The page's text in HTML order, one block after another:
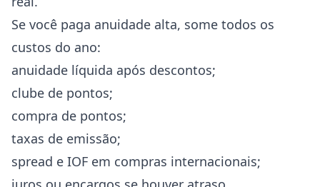
Se você paga anuidade alta, some todos os
custos do ano:
anuidade líquida após descontos;
clube de pontos;
compra de pontos;
taxas de emissão;
spread e IOF em compras internacionais;